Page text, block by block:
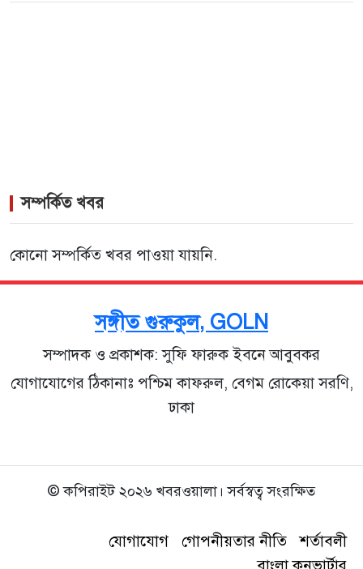
সম্পর্কিত খবর
কোনো সম্পর্কিত খবর পাওয়া যায়নি.
সঙ্গীত গুরুকুল, GOLN
সম্পাদক ও প্রকাশক: সুফি ফারুক ইবনে আবুবকর
যোগাযোগের ঠিকানাঃ পশ্চিম কাফরুল, বেগম রোকেয়া সরণি,
ঢাকা
© কপিরাইট ২০২৬ খবরওয়ালা। সর্বস্বত্ব সংরক্ষিত
যোগাযোগ গোপনীয়তার নীতি
শর্তাবলী